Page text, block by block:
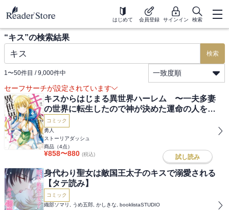
はじめて 会員登録 サインイン 検索
“キス”の検索結果
検索
1〜50件目 / 9,000件中
一致度順
セーフサーチが設定されています
キスからはじまる異世界ハーレム 〜一夫多妻
の世界に転生したので神が決めた運命の人を探
します〜
コミック
勇人
ストーリアダッシュ
商品（4点）
¥858〜880 (税込) 試し読み
身代わり聖女は敵国王太子のキスで溺愛される
【タテ読み】
コミック
織部ソマリ, うめ五郎, かしきな, booklistaSTUDIO